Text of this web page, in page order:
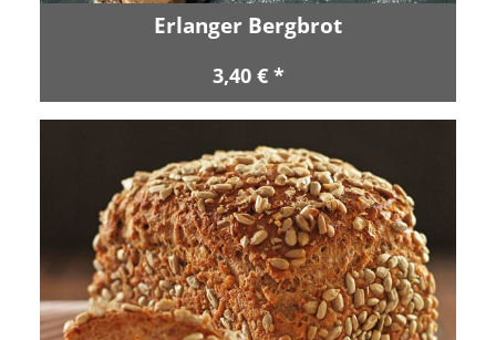
Erlanger Bergbrot
3,40 € *